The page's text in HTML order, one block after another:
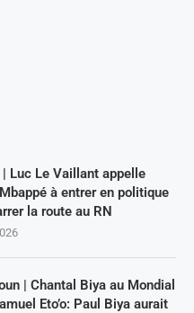
| Luc Le Vaillant appelle
à entrer en politique
la route au RN
| Chantal Biya au Mondial
Eto’o: Paul Biya aurait